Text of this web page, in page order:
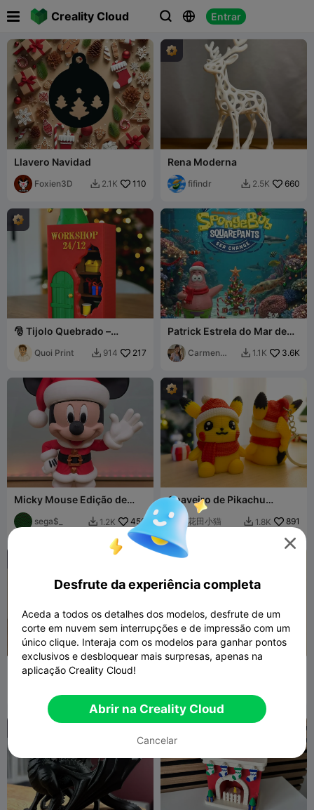
Creality Cloud   Entrar
 
Llavero Navidad
Foxien3D  2.1K 110
Rena Moderna
fifindr  2.5K 660
🎅 Tijolo Quebrado –
Oficina do Papai Noel (24
de dezembro)
Quoi Print  914 217
Patrick Estrela do Mar de
Bob Esponja (Versão de
Natal)Carmen
 1.1K 3.6K
Micky Mouse Edição de
Natal
sega$_  1.2K 450
Chaveiro de Pikachu
Fofo【Tricotado】
花田小猫  1.8K 891
Pirâmide de Natal
iluminada

Desfrute da experiência completa
Aceda a todos os detalhes dos modelos, desfrute de um
corte em nuvem sem interrupções e de impressão com um
único clique. Interaja com os modelos para ganhar pontos
exclusivos e desbloquear mais surpresas, apenas na
aplicação Creality Cloud!
Abrir na Creality Cloud
Cancelar